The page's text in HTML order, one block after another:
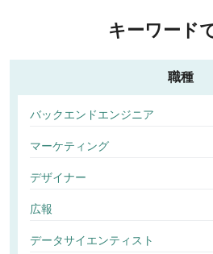
キーワード
職種
バックエンドエンジニア
マーケティング
デザイナー
広報
データサイエンティスト